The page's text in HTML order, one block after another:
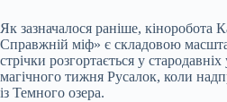
Як зазначалося раніше, кіноробота
Справжній міф» є складовою
стрічки розгортається у
магічного тижня Русалок, коли
із Темного озера.